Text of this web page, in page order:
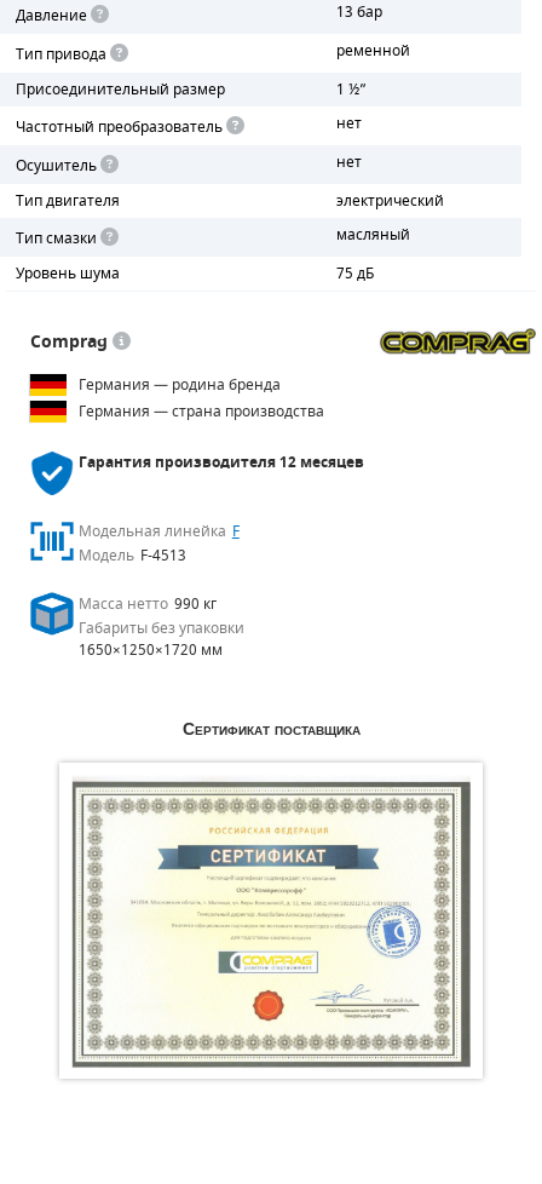
Давление
13 бар
Тип привода
ременной
Присоединительный размер
1 ½”
Частотный преобразователь
нет
Осушитель
нет
Тип двигателя
электрический
Тип смазки
масляный
Уровень шума
75 дБ
Comprag
Германия — родина бренда
Германия — страна производства
Гарантия производителя12 месяцев
Модельная линейка F
Модель F-4513
Масса нетто 990 кг
Габариты без упаковки
1650×1250×1720 мм
Сертификат поставщика
РАДИАТОРЫ
ПОДШИПНИКИ
ПОРШНЕВЫЕ БЛОКИ
ДЕТАЛИ ПОРШНЕВЫХ КОМПРЕССОРОВ
ДЕТАЛИ СПИРАЛЬНЫХ КОМПРЕССОРОВ
ДЕТАЛИ НАСОСНОЙ ЧАСТИ
ДЕТАЛИ ПОГРУЖНЫХ НАСОСОВ
ШЛАНГИ ДЛЯ МОТОПОМП